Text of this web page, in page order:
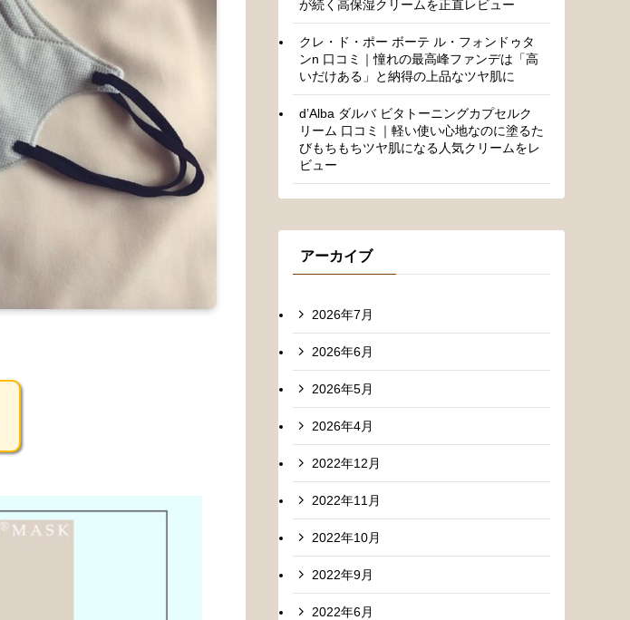
が続く高保湿クリームを正直レビュー
クレ・ド・ポー ボーテ ル・フォンドゥタ
ンn 口コミ｜憧れの最高峰ファンデは「高
いだけある」と納得の上品なツヤ肌に
d’Alba ダルバ ビタトーニングカプセルク
リーム 口コミ｜軽い使い心地なのに塗るた
びもちもちツヤ肌になる人気クリームをレ
ビュー
アーカイブ
2026年7月
2026年6月
2026年5月
2026年4月
2022年12月
2022年11月
2022年10月
2022年9月
2022年6月